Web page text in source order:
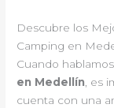
Descubre los
Camping en
Cuando
en Medellín , es
cuenta con una